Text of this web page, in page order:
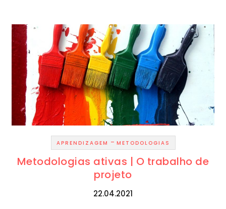
APRENDIZAGEM - METODOLOGIAS
Metodologias ativas | O trabalho de
projeto
22.04.2021